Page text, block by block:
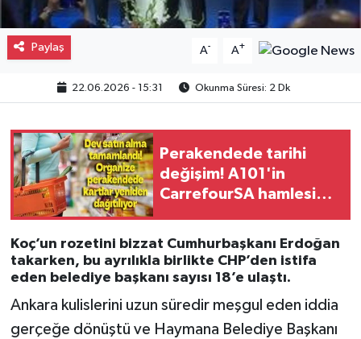
Paylaş A- A+
22.06.2026 - 15:31 Okunma Süresi: 2 Dk
Perakendede tarihi
değişim! A101'in
CarrefourSA hamlesi
değiştirecek
Koç’un rozetini bizzat Cumhurbaşkanı Erdoğan
takarken, bu ayrılıkla birlikte CHP’den istifa
eden belediye başkanı sayısı 18’e ulaştı.
Ankara kulislerini uzun süredir meşgul eden iddia
gerçeğe dönüştü ve Haymana Belediye Başkanı